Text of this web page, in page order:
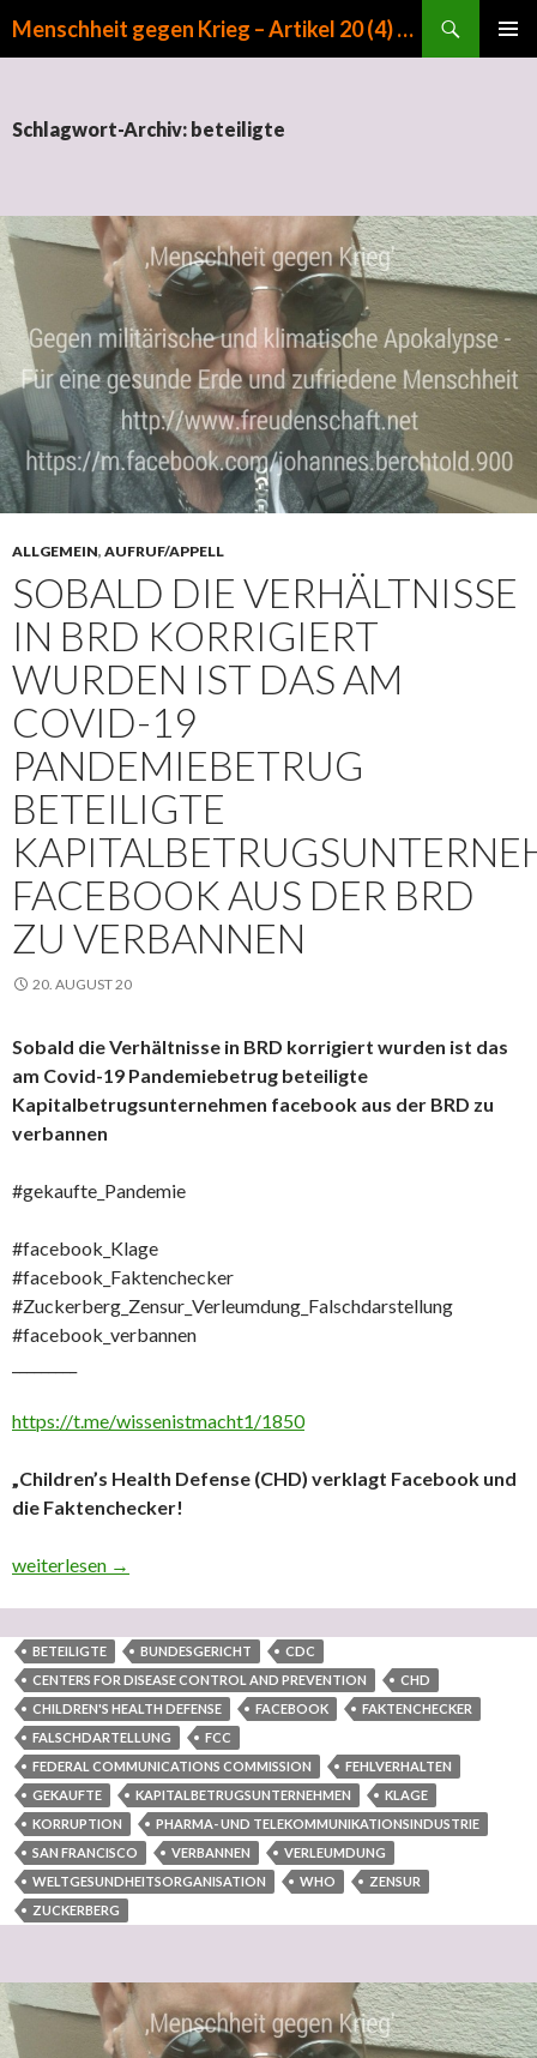
Menschheit gegen Krieg – Artikel 20 (4) GG
Schlagwort-Archiv: beteiligte
ALLGEMEIN, AUFRUF/APPELL
SOBALD DIE VERHÄLTNISSE
IN BRD KORRIGIERT
WURDEN IST DAS AM
COVID-19
PANDEMIEBETRUG
BETEILIGTE
FACEBOOK AUS DER BRD
ZU VERBANNEN
20. AUGUST 20
Sobald die Verhältnisse in BRD korrigiert wurden ist das
am Covid-19 Pandemiebetrug beteiligte
Kapitalbetrugsunternehmen facebook aus der BRD zu
verbannen
#gekaufte_Pandemie
#facebook_Klage
#facebook_Faktenchecker
#Zuckerberg_Zensur_Verleumdung_Falschdarstellung
#facebook_verbannen
https://t.me/wissenistmacht1/1850
„Children’s Health Defense (CHD) verklagt Facebook und
die Faktenchecker!
Sobald die Verhältnisse in BRD korrigiert wurden ist das am
weiterlesen →
BETEILIGTE BUNDESGERICHT
CDC
CENTERS FOR DISEASE CONTROL AND PREVENTION
CHD
CHILDREN'S HEALTH DEFENSE
FACEBOOK
FAKTENCHECKER
FALSCHDARTELLUNG
FCC
FEDERAL COMMUNICATIONS COMMISSION
FEHLVERHALTEN
GEKAUFTE
KAPITALBETRUGSUNTERNEHMEN
KLAGE
KORRUPTION
PHARMA- UND TELEKOMMUNIKATIONSINDUSTRIE
SAN FRANCISCO
VERBANNEN
VERLEUMDUNG
WELTGESUNDHEITSORGANISATION
WHO
ZENSUR
ZUCKERBERG